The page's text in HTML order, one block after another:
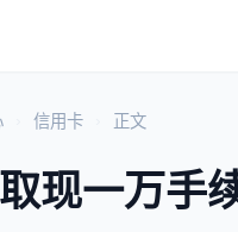
信用卡 正文
现一万手